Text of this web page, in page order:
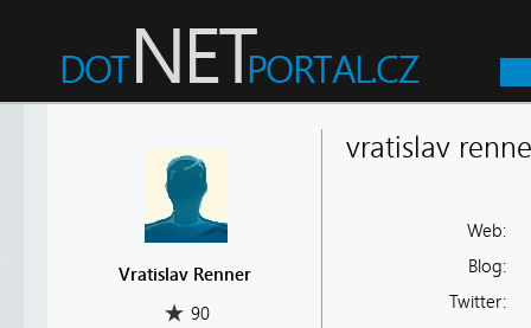
Vratislav Renner
90
vratislav
Web:
Blog:
Twitter: